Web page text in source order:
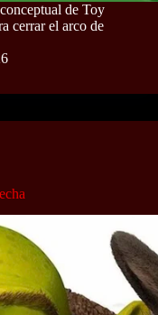
de Toy
cerrar el arco de